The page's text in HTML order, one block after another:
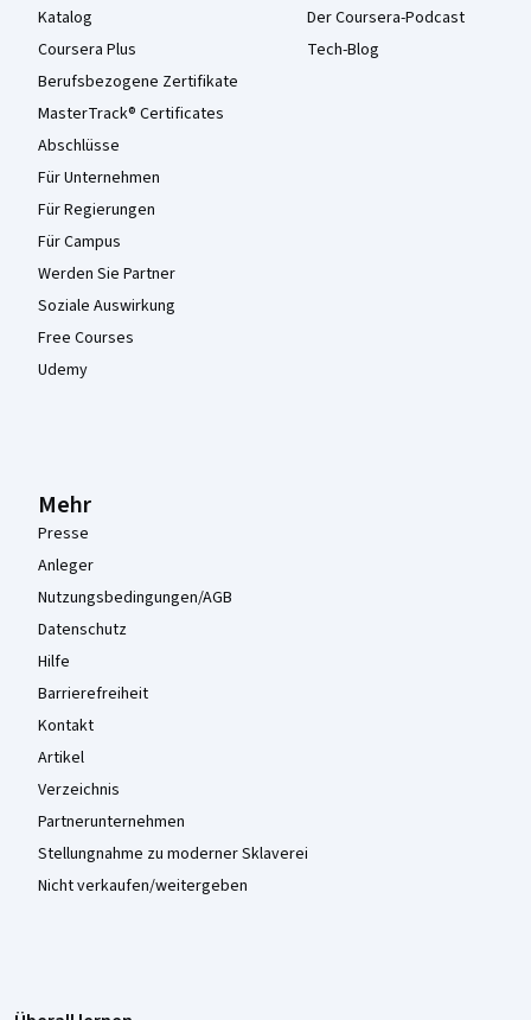
Katalog
Coursera Plus
Berufsbezogene Zertifikate
MasterTrack® Certificates
Abschlüsse
Für Unternehmen
Für Regierungen
Für Campus
Werden Sie Partner
Soziale Auswirkung
Free Courses
Udemy
Der Coursera-Podcast
Tech-Blog
Mehr
Presse
Anleger
Nutzungsbedingungen/AGB
Datenschutz
Hilfe
Barrierefreiheit
Kontakt
Artikel
Verzeichnis
Partnerunternehmen
Stellungnahme zu moderner Sklaverei
Nicht verkaufen/weitergeben